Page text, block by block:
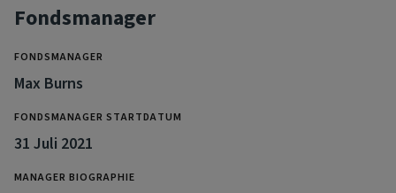
Fondsmanager
FONDSMANAGER
Max Burns
FONDSMANAGER STARTDATUM
31 Juli 2021
MANAGER BIOGRAPHIE